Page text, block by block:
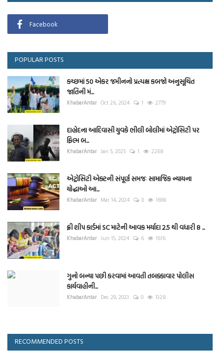
Facebook
POPULAR POSTS
કચ્છમાં 50 એકર જમીનનો પ્રત્યક્ષ કબજો અનુસૂચિત
જાતિની મં...
KhabarAntar Oct 26, 2024 1 2779
દાહોદના આદિવાસી યુવકે ભીલી બોલીમાં એટ્રોસિટી પર
ફિલ્મ બ...
KhabarAntar Jan 5, 2025 1 2268
એટ્રોસિટી એક્ટની સંપૂર્ણ સમજઃ સામાજિક ન્યાયના
યોદ્ધાઓ આ...
KhabarAntar Mar 14, 2024 0 1698
ફ્રી શીપ કાર્ડમાં SC માટેની આવક મર્યાદા 2.5 થી વધારી 8 ...
KhabarAntar Jun 15, 2024 6 1616
ગુનો બન્યા પછી કરવામાં આવતી તબક્કાવાર પોલીસ
કાર્યવાહીની...
KhabarAntar Dec 29, 2023 0 1328
RECOMMENDED POSTS